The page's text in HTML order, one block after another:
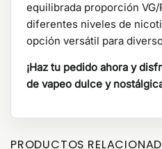
equilibrada proporción VG/
diferentes niveles de
opción versátil para
¡Haz tu pedido ahora y
de vapeo dulce y
PRODUCTOS